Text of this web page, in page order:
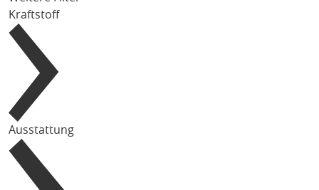
Kraftstoff
Ausstattung